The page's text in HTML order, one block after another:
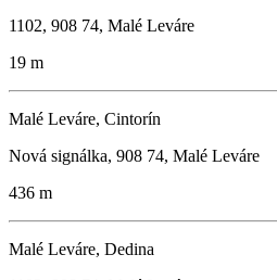
1102, 908 74, Malé Leváre
19 m
Malé Leváre, Cintorín
Nová signálka, 908 74, Malé Leváre
436 m
Malé Leváre, Dedina